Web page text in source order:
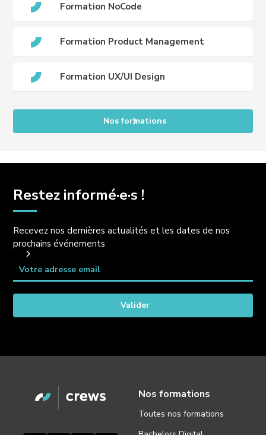
Formation NoCode
Formation Product Management
Formation UX/UI Design
Nos formations
Restez informé·e·s !
Recevez nos dernières actualités et les dates de nos
prochains événements
Nos formations
Toutes nos formations